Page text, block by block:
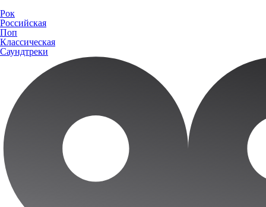
Рок
Российская
Поп
Классическая
Саундтреки